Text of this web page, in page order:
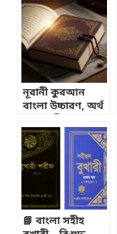
নূরানী কুরআন
বাংলা উচ্চারণ, অর্থ
ডাউনলোড সহ
📘 বাংলা সহীহ